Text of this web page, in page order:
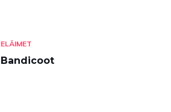
ELÄIMET
Bandicoot